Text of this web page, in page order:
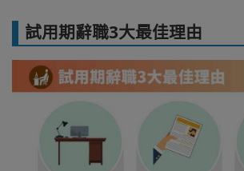
試用期辭職3大最佳理由